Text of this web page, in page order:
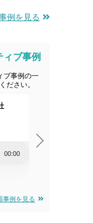
例を見る
ィブ事例
ブ事例の一
ださい。
00:00
事例を見る